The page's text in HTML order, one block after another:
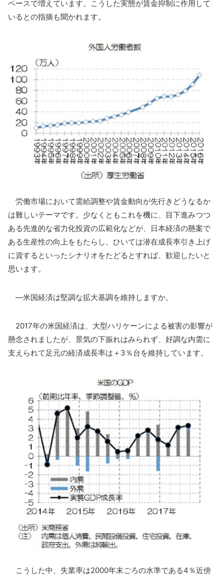
ペースで増えています。こうした実態が賃金抑制に作用して
いるとの指摘も聞かれます。
労働市場において需給調整や賃金動向が先行きどうなるか
は難しいテーマです。少なくともこれを機に、目下進みつつ
ある先進的な省力化投資の広範化などが、日本経済の懸案で
ある生産性の向上をもたらし、ひいては潜在成長率引き上げ
に資するといったシナリオをたどるとすれば、歓迎したいと
思います。
―米国経済は堅調な拡大基調を維持しますか。
2017年の米国経済は、大型ハリケーンによる被害の影響が
懸念されましたが、景気の下振れはみられず、好調な内需に
支えられて足元の経済成長率は＋3％台を維持しています。
こうした中、失業率は2000年末ごろの水準である4％近傍